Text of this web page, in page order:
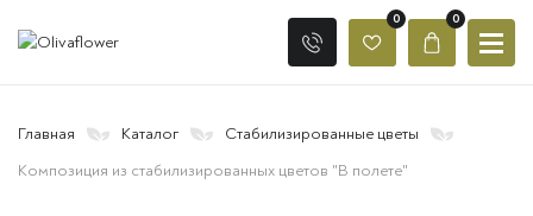
0 0
Главная Каталог
Стабилизированные цветы
Композиция из стабилизированных цветов "В полете"